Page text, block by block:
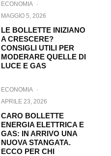
ECONOMIA ·
MAGGIO 5, 2026
LE BOLLETTE INIZIANO
A CRESCERE?
CONSIGLI UTILI PER
MODERARE QUELLE DI
LUCE E GAS
ECONOMIA ·
APRILE 23, 2026
CARO BOLLETTE
ENERGIA ELETTRICA E
GAS: IN ARRIVO UNA
NUOVA STANGATA.
ECCO PER CHI